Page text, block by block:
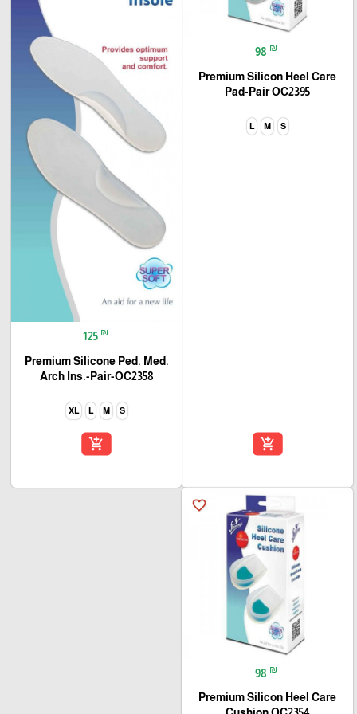
98 ₪
Premium Silicon Heel Care
Pad-Pair OC2395
S
M
L
add_shopping_cart
125 ₪
Premium Silicone Ped. Med.
Arch Ins.-Pair-OC2358
S
M
L
XL
add_shopping_cart
favorite_border
98 ₪
Premium Silicon Heel Care